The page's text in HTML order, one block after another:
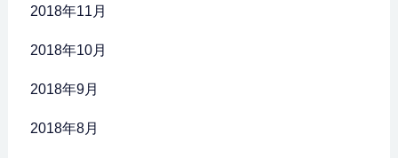
2018年11月
2018年10月
2018年9月
2018年8月